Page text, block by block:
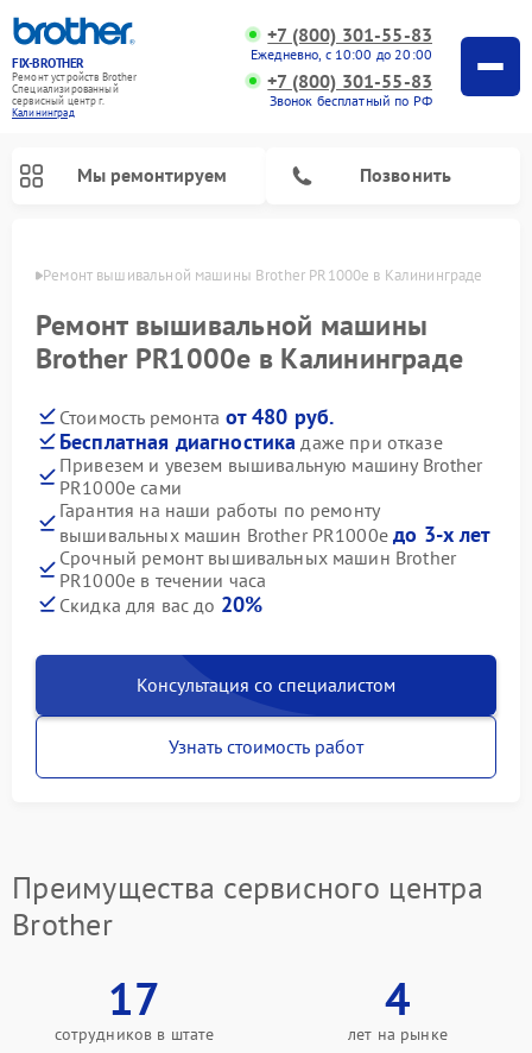
FIX-BROTHER
Ремонт устройств Brother
Специализированный
cервисный центр г.
Калининград
+7 (800) 301-55-83
Ежедневно, с 10:00 до 20:00
+7 (800) 301-55-83
Звонок бесплатный по РФ
Мы ремонтируем Позвонить
Ремонт вышивальной машины Brother PR1000e в Калининграде
Ремонт вышивальной машины
Brother PR1000e в Калининграде
Стоимость ремонта от 480 руб.
Бесплатная диагностика даже при отказе
Привезем и увезем вышивальную машину Brother
PR1000e сами
Гарантия на наши работы по ремонту
вышивальных машин Brother PR1000eдо 3-х лет
Срочный ремонт вышивальных машин Brother
PR1000e в течении часа
Скидка для вас до 20%
Консультация со специалистом
Узнать стоимость работ
Преимущества сервисного центра
Brother
17
сотрудников в штате
4
лет на рынке